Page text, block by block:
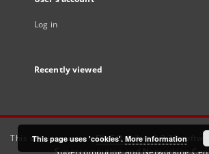
Log in
Recently viewed
This service runs onDInGO dLibra 6.3.21
Supercomputing and Networking
This page uses 'cookies'. More information